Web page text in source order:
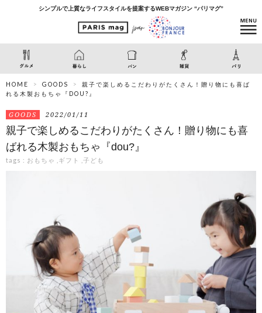
シンプルで上質なライフスタイルを提案するWEBマガジン “パリマグ”
HOME GOODS
親子で楽しめるこだわりがたくさん！贈り物にも喜ば
れる木製おもちゃ『DOU?』
GOODS 2022/01/11
親子で楽しめるこだわりがたくさん！贈り物にも喜
ばれる木製おもちゃ『dou?』
tags : おもちゃ ギフト 子ども